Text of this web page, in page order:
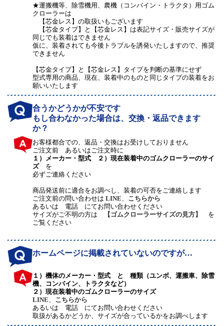
★運搬機等、除雪機用、農機（コンバイン・トラクタ）用ゴム
クローラーは
【芯金レス】の取扱いもございます
【芯金タイプ】と【芯金レス】は表記サイズ・販売サイズが
同じでも装着はできません
仮に、装着されても今後トラブルを誘発いたしますので、推奨
できません
【芯金タイプ】と【芯金レス】タイプを判断の基準にせず
型式専用の商品、現在、装着中のものと同じタイプの装着をお
願いいたします
合うかどうかが不安です
もし合わなかった場合は、交換・返品できます
か？
お客様都合での、返品・交換はお受けしておりません
ご注文前 あるいはご注文時に
１）メーカー・型式 ２）現在装着中のゴムクローラーのサイ
ズを
必ずご連絡ください
商品発送前に適合をお調べし、装着の可否をご連絡します
ご注文前の問い合わせはLINE
こちらから
あるいは 電話 にてお問い合わせください
サイズがご不明の方は
【ゴムクローラーサイズの見方】
を
ご覧ください
ホームページに掲載されていないのですが…
１）機体のメーカー・型式 と 種類（ユンボ、運搬車、除雪
機、コンバイン、トラクタなど）
２）現在装着中のゴムクローラーのサイズ
LINE、 こちらから
あるいは 電話 にてお問い合わせください
取扱があるかどうか、サイズが合っているかをお調べします